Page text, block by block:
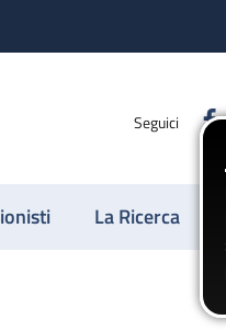
Seguici
La Ricerca